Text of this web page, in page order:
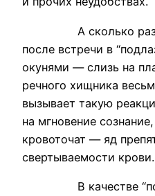
А сколько раз у
после встречи в
окунями — слизь на
речного хищника
вызывает такую
на мгновение
кровоточат — яд
свертываемости
В качестве